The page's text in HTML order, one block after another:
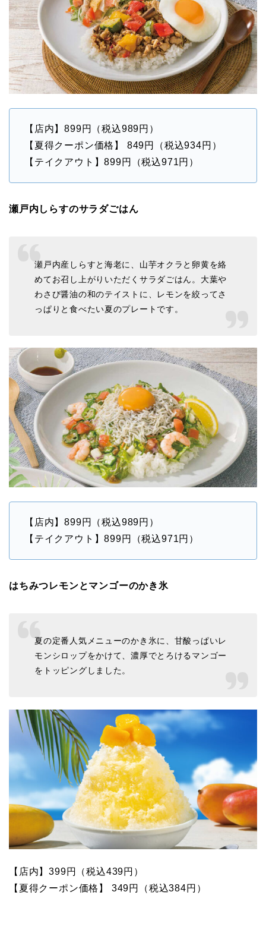
【店内】899円（税込989円）
【夏得クーポン価格】 849円（税込934円）
【テイクアウト】899円（税込971円）
瀬戸内しらすのサラダごはん
瀬戸内産しらすと海老に、山芋オクラと卵黄を絡
めてお召し上がりいただくサラダごはん。大葉や
わさび醤油の和のテイストに、レモンを絞ってさ
っぱりと食べたい夏のプレートです。
【店内】899円（税込989円）
【テイクアウト】899円（税込971円）
はちみつレモンとマンゴーのかき氷
夏の定番人気メニューのかき氷に、甘酸っぱいレ
モンシロップをかけて、濃厚でとろけるマンゴー
をトッピングしました。
【店内】399円（税込439円）
【夏得クーポン価格】 349円（税込384円）